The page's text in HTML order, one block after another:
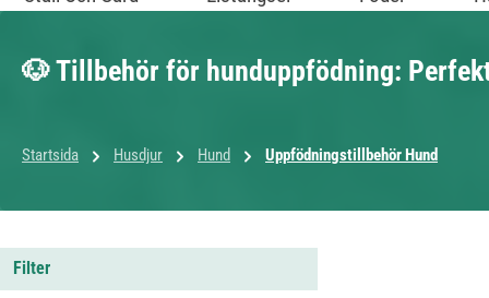
🐶 Tillbehör för hunduppfödning:
Startsida Husdjur Hund Uppfödningstillbehör Hund
Filter